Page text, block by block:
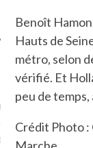
QUI
journaliste à
toujours aimé
conquis mais
Benoît
Hauts de
métro, selon
vérifié. Et
peu de temps,
Crédit Photo :